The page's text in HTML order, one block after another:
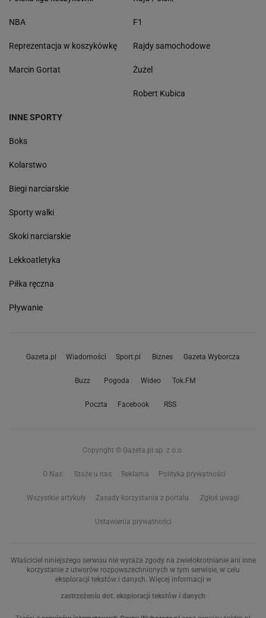
NBA
Reprezentacja w koszykówkę
Marcin Gortat
F1
Rajdy samochodowe
Żużel
Robert Kubica
INNE SPORTY
Boks
Kolarstwo
Biegi narciarskie
Sporty walki
Skoki narciarskie
Lekkoatletyka
Piłka ręczna
Pływanie
Gazeta.pl Wiadomości Sport.pl Biznes Gazeta Wyborcza
Buzz Pogoda Wideo Tok.FM
Poczta Facebook RSS
Copyright © Gazeta.pl sp. z o.o.
O Nas Staże u nas Reklama Polityka prywatności
Wszystkie artykuły Zasady korzystania z portalu Zgłoś uwagi
Ustawienia prywatności
Właściciel niniejszego serwisu nie wyraża zgody na zwielokrotnianie ani inne
korzystanie z utworów rozpowszechnionych w tym serwisie, w celu
eksploracji tekstów i danych. Więcej informacji w
zastrzeżeniu dot. eksploracji tekstów i danych